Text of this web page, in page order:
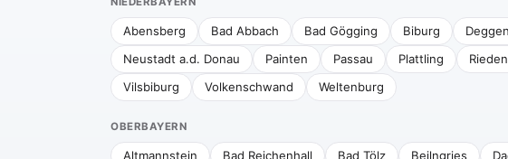
Abensberg Bad Abbach Bad Gögging Biburg
Neustadt a.d. Donau
Painten Passau Plattling
Vilsbiburg
Volkenschwand Weltenburg
OBERBAYERN
Altmannstein Bad Reichenhall Bad Tölz Beilngries